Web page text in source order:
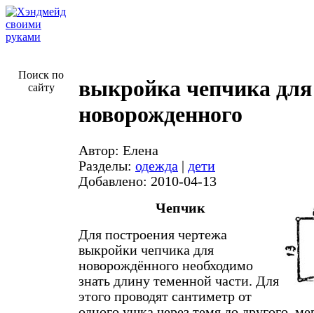
Поиск по
сайту
выкройка чепчика для
новорожденного
Автор: Елена
Разделы: одежда
дети
Добавлено: 2010-04-13
Чепчик
Для построения чертежа
выкройки чепчика для
новорождённого необходимо
знать длину теменной части. Для
этого проводят сантиметр от